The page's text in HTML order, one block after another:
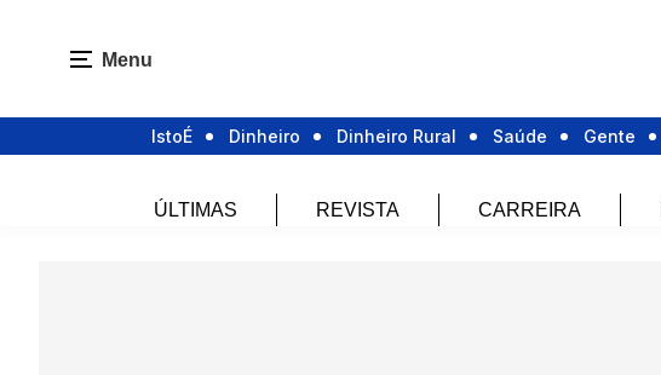
Menu
IstoÉ Dinheiro Dinheiro Rural Saúde Gente
ÚLTIMAS REVISTA CARREIRA